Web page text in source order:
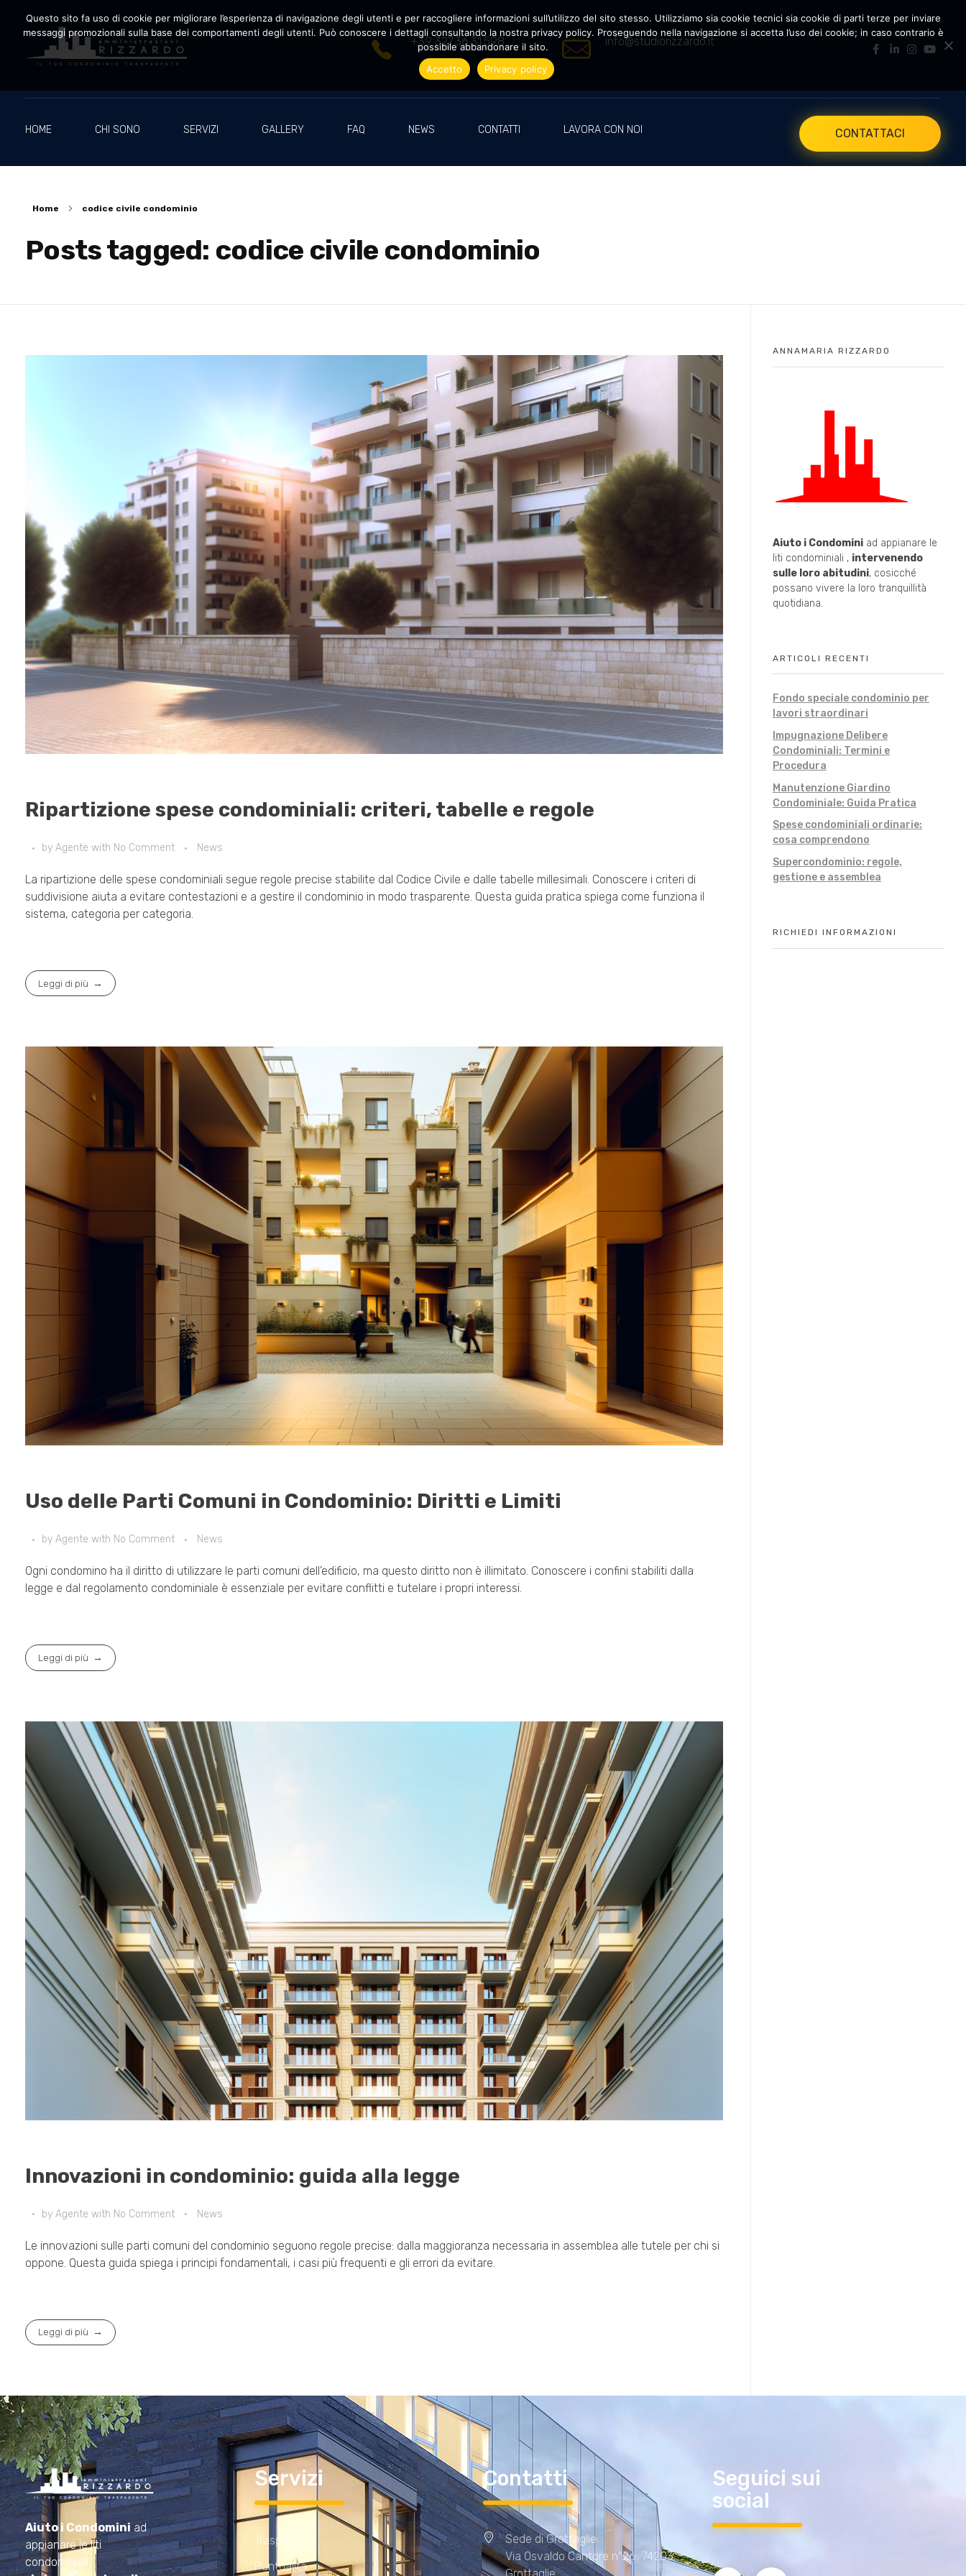
+39 327.36.31.598 info@studiorizzardo.it
HOME CHI SONO SERVIZI GALLERY FAQ NEWS CONTATTI LAVORA CON NOI CONTATTACI
Home codice civile condominio
Posts tagged: codice civile condominio
Ripartizione spese condominiali: criteri, tabelle e regole
by Agente with No Comment News
La ripartizione delle spese condominiali segue regole precise stabilite dal Codice Civile e dalle tabelle millesimali. Conoscere i criteri di
suddivisione aiuta a evitare contestazioni e a gestire il condominio in modo trasparente. Questa guida pratica spiega come funziona il
sistema, categoria per categoria.
Leggi di più
Uso delle Parti Comuni in Condominio: Diritti e Limiti
by Agente with No Comment News
Ogni condomino ha il diritto di utilizzare le parti comuni dell’edificio, ma questo diritto non è illimitato. Conoscere i confini stabiliti dalla
legge e dal regolamento condominiale è essenziale per evitare conflitti e tutelare i propri interessi.
Leggi di più
Innovazioni in condominio: guida alla legge
by Agente with No Comment News
Le innovazioni sulle parti comuni del condominio seguono regole precise: dalla maggioranza necessaria in assemblea alle tutele per chi si
oppone. Questa guida spiega i principi fondamentali, i casi più frequenti e gli errori da evitare.
Leggi di più
ANNAMARIA RIZZARDO
Aiuto i Condomini ad appianare le
liti condominiali , intervenendo
sulle loro abitudini, cosicché
possano vivere la loro tranquillità
quotidiana.
ARTICOLI RECENTI
Fondo speciale condominio per
lavori straordinari
Impugnazione Delibere
Condominiali: Termini e
Procedura
Manutenzione Giardino
Condominiale: Guida Pratica
Spese condominiali ordinarie:
cosa comprendono
Supercondominio: regole,
gestione e assemblea
RICHIEDI INFORMAZIONI
Amministrazioni Rizzardo
Il tuo condominio trasparente
Aiuto i Condominiad
appianare le liti
condominiali
Servizi
Trasparenza
Puntualità
Contatti
Sede di Grottaglie
Via Osvaldo Cantore n°26, 74203,
Seguici sui
social
Questo sito fa uso di cookie per migliorare l’esperienza di navigazione degli utenti e per raccogliere informazioni sull’utilizzo del sito stesso. Utilizziamo sia cookie tecnici sia cookie di parti terze per inviare
messaggi promozionali sulla base dei comportamenti degli utenti. Può conoscere i dettagli consultando la nostra privacy policy. Proseguendo nella navigazione si accetta l’uso dei cookie; in caso contrario è
possibile abbandonare il sito.
Accetto
Privacy policy